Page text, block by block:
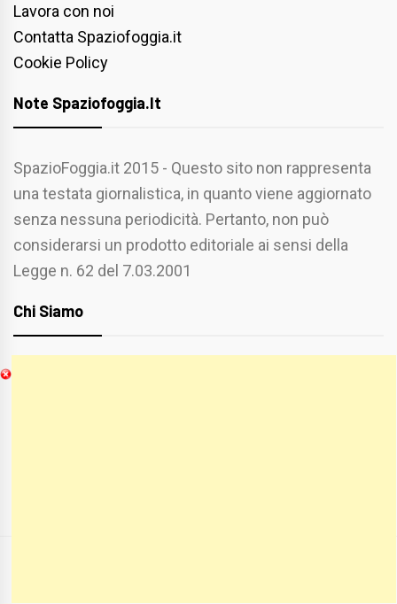
Lavora con noi
Contatta Spaziofoggia.it
Cookie Policy
Note Spaziofoggia.it
SpazioFoggia.it 2015 - Questo sito non rappresenta
una testata giornalistica, in quanto viene aggiornato
senza nessuna periodicità. Pertanto, non può
considerarsi un prodotto editoriale ai sensi della
Legge n. 62 del 7.03.2001
Chi Siamo